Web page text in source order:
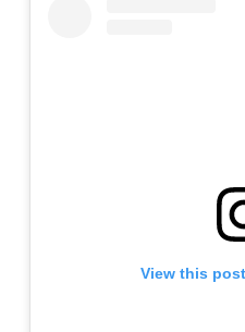
View this